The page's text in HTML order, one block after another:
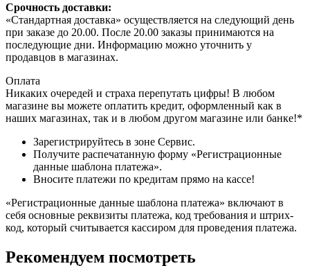
Срочность доставки:
«Стандартная доставка» осуществляется на следующий день
при заказе до 20.00. После 20.00 заказы принимаются на
последующие дни. Информацию можно уточнить у
продавцов в магазинах.
Оплата
Никаких очередей и страха перепутать цифры! В любом
магазине вы можете оплатить кредит, оформленный как в
наших магазинах, так и в любом другом магазине или банке!*
Зарегистрируйтесь в зоне Сервис.
Получите распечатанную форму «Регистрационные
данные шаблона платежа».
Вносите платежи по кредитам прямо на кассе!
«Регистрационные данные шаблона платежа» включают в
себя основные реквизиты платежа, код требования и штрих-
код, который считывается кассиром для проведения платежа.
Рекомендуем посмотреть